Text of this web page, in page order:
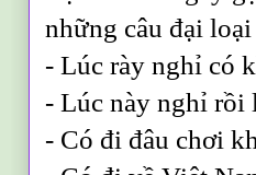
những câu đại
- Lúc rày nghỉ có
- Lúc này nghỉ rồi
- Có đi đâu chơi